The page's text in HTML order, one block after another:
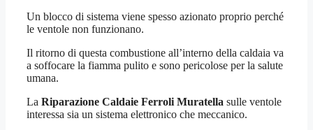
Un blocco di sistema viene spesso azionato proprio perché
le ventole non funzionano.
Il ritorno di questa combustione all’interno della caldaia va
a soffocare la fiamma pulito e sono pericolose per la salute
umana.
La Riparazione Caldaie Ferroli Muratella sulle ventole
interessa sia un sistema elettronico che meccanico.